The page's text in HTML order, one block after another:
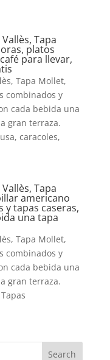
Tapa
platos
para llevar,
Tapa Mollet,
combinados y
cada bebida una
gran terraza.
caracoles,
Tapa
americano
tapas caseras,
una tapa
Tapa Mollet,
combinados y
cada bebida una
gran terraza.
Search